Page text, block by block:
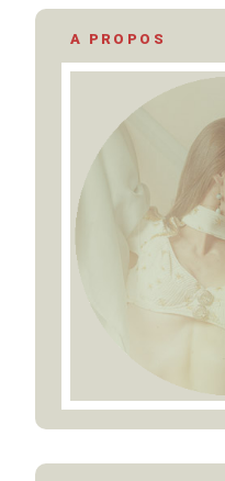
A PROPOS